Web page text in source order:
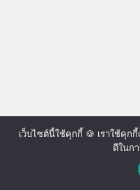
เว็บไซต์นี้ใช้คุกกี้ 🍪 เราใช้คุก
ดีในก